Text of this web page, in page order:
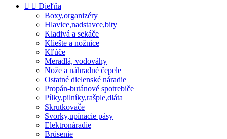
  Dieľňa
Boxy,organizéry
Hlavice,nadstavce,bity
Kladivá a sekáče
Kliešte a nožnice
Kľúče
Meradlá, vodováhy
Nože a náhradné čepele
Ostatné dielenské náradie
Propán-butánové spotrebiče
Pílky,pilníky,rašple,dláta
Skrutkovače
Svorky,upínacie pásy
Elektronáradie
Brúsenie